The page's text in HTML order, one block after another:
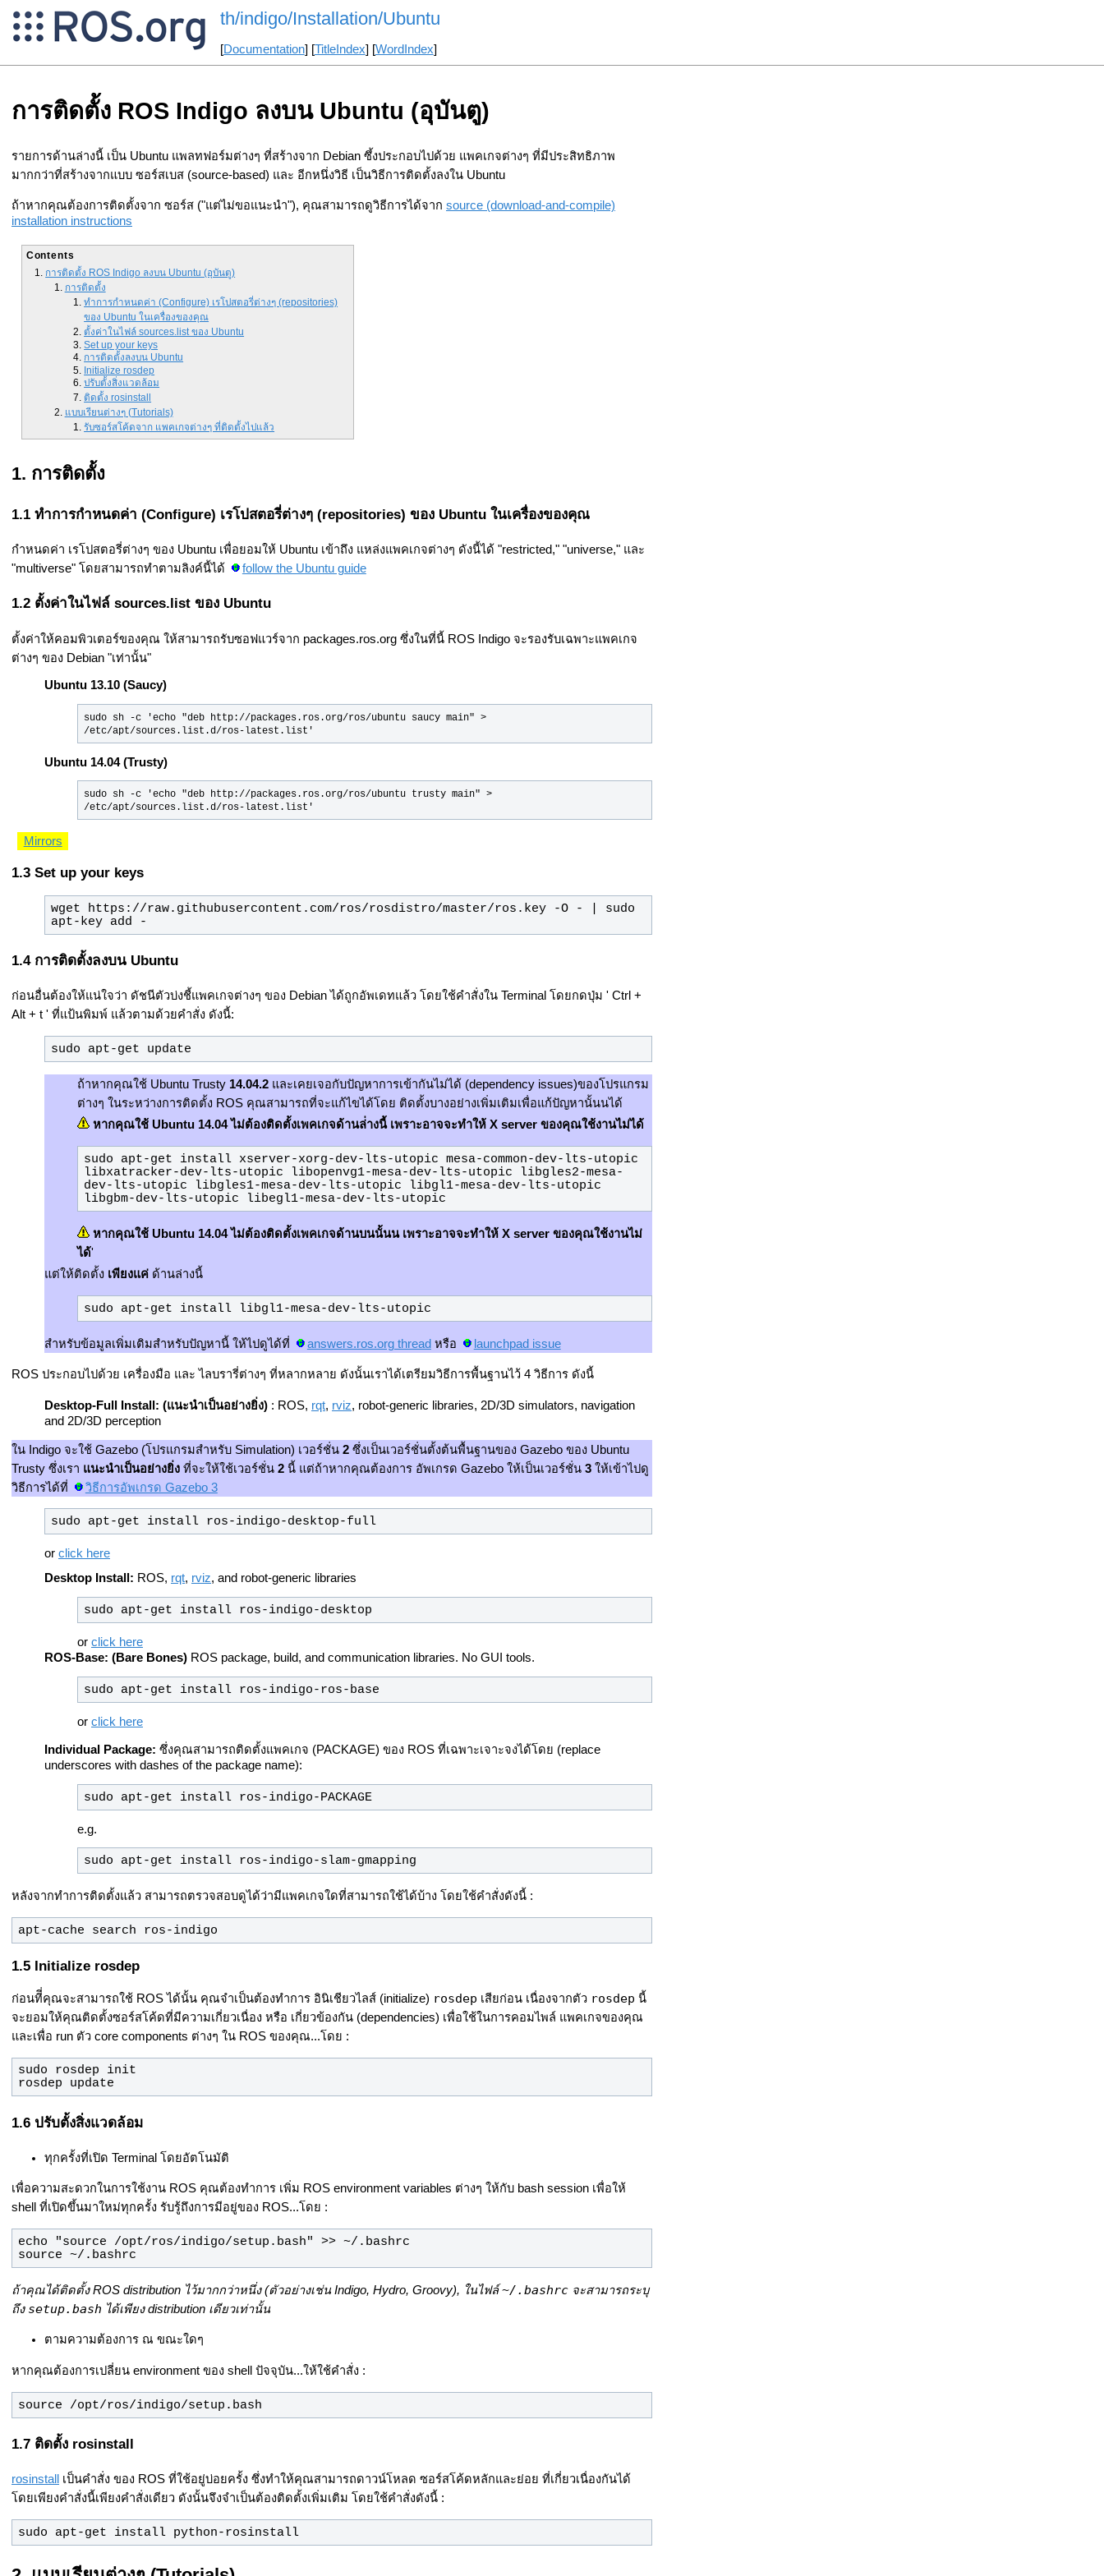
th/indigo/Installation/Ubuntu
[Documentation] [TitleIndex] [WordIndex]
การติดตั้ง ROS Indigo ลงบน Ubuntu (อุบันตู)
รายการด้านล่างนี้ เป็น Ubuntu แพลทฟอร์มต่างๆ ที่สร้างจาก Debian ซึ้งประกอบไปด้วย แพคเกจต่างๆ ที่มีประสิทธิภาพ
มากกว่าที่สร้างจากแบบ ซอร์สเบส (source-based) และ อีกหนึ่งวิธี เป็นวิธีการติดตั้งลงใน Ubuntu
ถ้าหากคุณต้องการติดตั้งจาก ซอร์ส ("แต่ไม่ขอแนะนำ"), คุณสามารถดูวิธีการได้จาก source (download-and-compile)
installation instructions
Contents
การติดตั้ง ROS Indigo ลงบน Ubuntu (อุบันตู)
การติดตั้ง
ทำการกำหนดค่า (Configure) เรโปสตอรี่ต่างๆ (repositories)
ของ Ubuntu ในเครื่องของคุณ
ตั้งค่าในไฟล์ sources.list ของ Ubuntu
Set up your keys
การติดตั้งลงบน Ubuntu
Initialize rosdep
ปรับตั้งสิ่งแวดล้อม
ติดตั้ง rosinstall
แบบเรียนต่างๆ (Tutorials)
รับซอร์สโค้ดจาก แพคเกจต่างๆ ที่ติดตั้งไปแล้ว
การติดตั้ง
ทำการกำหนดค่า (Configure) เรโปสตอรี่ต่างๆ (repositories) ของ Ubuntu ในเครื่องของคุณ
กำหนดค่า เรโปสตอรี่ต่างๆ ของ Ubuntu เพื่อยอมให้ Ubuntu เข้าถึง แหล่งแพคเกจต่างๆ ดังนี้ได้ "restricted," "universe," และ
"multiverse" โดยสามารถทำตามลิงค์นี้ได้
follow the Ubuntu guide
ตั้งค่าในไฟล์ sources.list ของ Ubuntu
ตั้งค่าให้คอมพิวเตอร์ของคุณ ให้สามารถรับซอฟแวร์จาก packages.ros.org ซึ่งในที่นี้ ROS Indigo จะรองรับเฉพาะแพคเกจ
ต่างๆ ของ Debian "เท่านั้น"
Ubuntu 13.10 (Saucy)
sudo sh -c 'echo "deb http://packages.ros.org/ros/ubuntu saucy main" >
/etc/apt/sources.list.d/ros-latest.list'
Ubuntu 14.04 (Trusty)
sudo sh -c 'echo "deb http://packages.ros.org/ros/ubuntu trusty main" >
/etc/apt/sources.list.d/ros-latest.list'
Mirrors
Set up your keys
wget https://raw.githubusercontent.com/ros/rosdistro/master/ros.key -O - | sudo
apt-key add -
การติดตั้งลงบน Ubuntu
ก่อนอื่นต้องให้แน่ใจว่า ดัชนีตัวบ่งชี้แพคเกจต่างๆ ของ Debian ได้ถูกอัพเดทแล้ว โดยใช้คำสั่งใน Terminal โดยกดปุ่ม ' Ctrl +
Alt + t ' ที่แป้นพิมพ์ แล้วตามด้วยคำสั่ง ดังนี้:
sudo apt-get update
ถ้าหากคุณใช้ Ubuntu Trusty 14.04.2 และเคยเจอกับปัญหาการเข้ากันไม่ได้ (dependency issues)ของโปรแกรม
ต่างๆ ในระหว่างการติดตั้ง ROS คุณสามารถที่จะแก้ไขได้โดย ติดตั้งบางอย่างเพิ่มเติมเพื่อแก้ปัญหานั้นนได้
หากคุณใช้ Ubuntu 14.04 ไม่ต้องติดตั้งเพคเกจด้านล่่างนี้ เพราะอาจจะทำให้ X server ของคุณใช้งานไม่ได้
sudo apt-get install xserver-xorg-dev-lts-utopic mesa-common-dev-lts-utopic
libxatracker-dev-lts-utopic libopenvg1-mesa-dev-lts-utopic libgles2-mesa-
dev-lts-utopic libgles1-mesa-dev-lts-utopic libgl1-mesa-dev-lts-utopic
libgbm-dev-lts-utopic libegl1-mesa-dev-lts-utopic
หากคุณใช้ Ubuntu 14.04 ไม่ต้องติดตั้งเพคเกจด้านบนนั้นน เพราะอาจจะทำให้ X server ของคุณใช้งานไม่
ได้'
แต่ให้ติดตั้ง เพียงแค่ ด้านล่างนี้
sudo apt-get install libgl1-mesa-dev-lts-utopic
สำหรับข้อมูลเพิ่มเติมสำหรับปัญหานี้ ให้ไปดูได้ที่ answers.ros.org threadหรือ launchpad issue
ROS ประกอบไปด้วย เครื่องมือ และ ไลบรารี่ต่างๆ ที่หลากหลาย ดังนั้นเราได้เตรียมวิธีการพื้นฐานไว้ 4 วิธีการ ดังนี้
Desktop-Full Install: (แนะนำเป็นอย่างยิ่ง) : ROS, rqt, rviz, robot-generic libraries, 2D/3D simulators, navigation
and 2D/3D perception
ใน Indigo จะใช้ Gazebo (โปรแกรมสำหรับ Simulation) เวอร์ชั่น 2 ซึ่งเป็นเวอร์ชั่นตั้งต้นพื้นฐานของ Gazebo ของ Ubuntu
Trusty ซึ่งเรา แนะนำเป็นอย่างยิ่ง ที่จะให้ใช้เวอร์ชั่น 2 นี้ แต่ถ้าหากคุณต้องการ อัพเกรด Gazebo ให้เป็นเวอร์ชั่น 3 ให้เข้าไปดู
วิธีการได้ที่
วิธีการอัพเกรด Gazebo 3
sudo apt-get install ros-indigo-desktop-full
or click here
Desktop Install: ROS, rqt, rviz, and robot-generic libraries
sudo apt-get install ros-indigo-desktop
or click here
ROS-Base: (Bare Bones) ROS package, build, and communication libraries. No GUI tools.
sudo apt-get install ros-indigo-ros-base
or click here
Individual Package: ซึ่งคุณสามารถติดตั้งแพคเกจ (PACKAGE) ของ ROS ที่เฉพาะเจาะจงได้โดย (replace
underscores with dashes of the package name):
sudo apt-get install ros-indigo-PACKAGE
e.g.
sudo apt-get install ros-indigo-slam-gmapping
หลังจากทำการติดตั้งแล้ว สามารถตรวจสอบดูได้ว่ามีแพคเกจใดที่สามารถใช้ได้บ้าง โดยใช้คำสั่งดังนี้ :
apt-cache search ros-indigo
Initialize rosdep
ก่อนทีี่คุณจะสามารถใช้ ROS ได้นั้น คุณจำเป็นต้องทำการ อินิเชียวไลส์ (initialize) rosdep เสียก่อน เนื่องจากตัว rosdep นี้
จะยอมให้คุณติดตั้งซอร์สโค้ดที่มีความเกี่ยวเนื่อง หรือ เกี่ยวข้องกัน (dependencies) เพื่อใช้ในการคอมไพล์ แพคเกจของคุณ
และเพื่อ run ตัว core components ต่างๆ ใน ROS ของคุณ...โดย :
rosdep update
ปรับตั้งสิ่งแวดล้อม
ทุกครั้งที่เปิด Terminal โดยอัตโนมัติ
เพื่อความสะดวกในการใช้งาน ROS คุณต้องทำการ เพิ่ม ROS environment variables ต่างๆ ให้กับ bash session เพื่อให้
shell ที่เปิดขึ้นมาใหม่ทุกครั้ง รับรู้ถึงการมีอยู่ของ ROS...โดย :
source ~/.bashrc
ถ้าคุณได้ติดตั้ง ROS distribution ไว้มากกว่าหนึ่ง (ตัวอย่างเช่น Indigo, Hydro, Groovy), ในไฟล์~/.bashrc จะสามารถระบุ
ถึง setup.bash ได้เพียง distribution เดียวเท่านั้น
ตามความต้องการ ณ ขณะใดๆ
หากคุณต้องการเปลี่ยน environment ของ shell ปัจจุบัน...ให้ใช้คำสั่ง :
source /opt/ros/indigo/setup.bash
ติดตั้ง rosinstall
rosinstall
เป็นคำสั่ง ของ ROS ที่ใช้อยู่บ่อยครั้ง ซึ่งทำให้คุณสามารถดาวน์โหลด ซอร์สโค้ดหลักและย่อย ที่เกี่ยวเนื่องกันได้
โดยเพียงคำสั่งนี้เพียงคำสั่งเดียว ดังนั้นจึงจำเป็นต้องติดตั้งเพิ่มเติม โดยใช้คำสั่งดังนี้ :
sudo apt-get install python-rosinstall